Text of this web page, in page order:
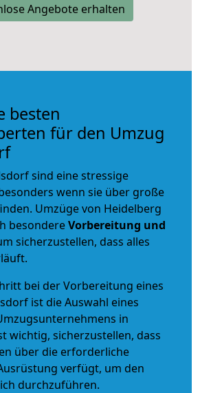
Angebote erhalten
besten
für den Umzug
sind eine stressige
wenn sie über große
Umzüge von Heidelberg
besondereVorbereitung und
sicherzustellen, dass alles
bei der Vorbereitung eines
ist die Auswahl eines
in
wichtig, sicherzustellen, dass
über die erforderliche
verfügt, um den
durchzuführen.